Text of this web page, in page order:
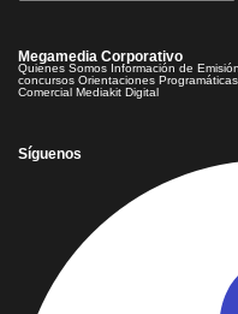
Megamedia Corporativo
Quienes Somos Información de Emisión
concursos Orientaciones Programáticas
Comercial Mediakit Digital
Síguenos